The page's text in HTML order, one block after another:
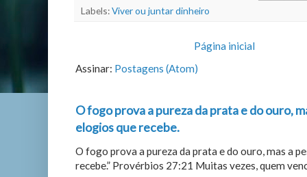
Labels:Viver ou juntar dinheiro
Página inicial
Assinar: Postagens (Atom)
O fogo prova a pureza da prata e do ouro,
elogios que recebe.
O fogo prova a pureza da prata e do ouro, mas a
recebe.” Provérbios 27:21 Muitas vezes, quem